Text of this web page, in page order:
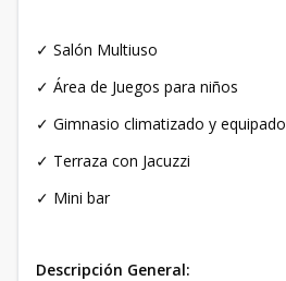
✓ Salón Multiuso
✓ Área de Juegos para niños
✓ Gimnasio climatizado y equipado
✓ Terraza con Jacuzzi
✓ Mini bar
Descripción General: